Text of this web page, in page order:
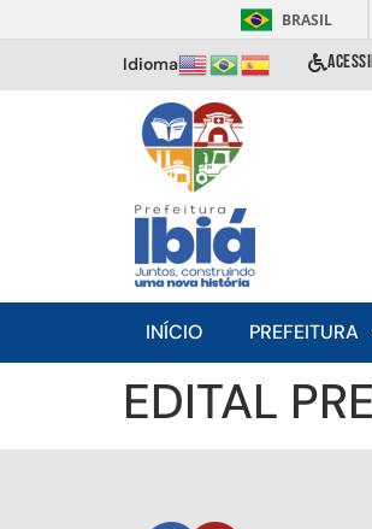
BRASIL
Idioma
INÍCIO PREFEITURA
EDITAL